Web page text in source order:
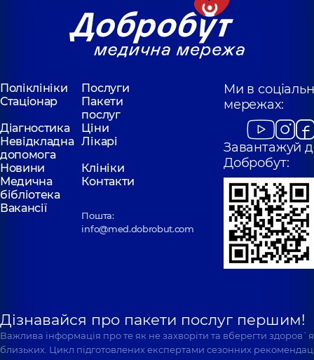
Поліклініки
Послуги
Стаціонар
Пакети
послуг
Діагностика
Ціни
Невідкладна
допомога
Лікарі
Новини
Клініки
Медична
бібліотека
Контакти
Вакансії
Пошта:
info@med.dobrobut.com
Ми в
мережах:
Завантажуй
Добробут:
Дізнавайся про пакети послуг першим!
Важлива інформація про те як не захворіти та вберегти
близьких. Цикл підготовлених експертами сезонних